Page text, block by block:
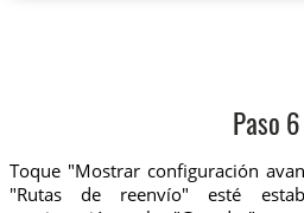
Paso 6
Toque "Mostrar configuración
"Rutas de reenvío" esté